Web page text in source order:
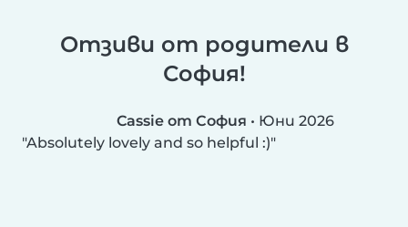
Отзиви от родители в
София!
Cassie от София • Юни 2026
Absolutely lovely and so helpful :)